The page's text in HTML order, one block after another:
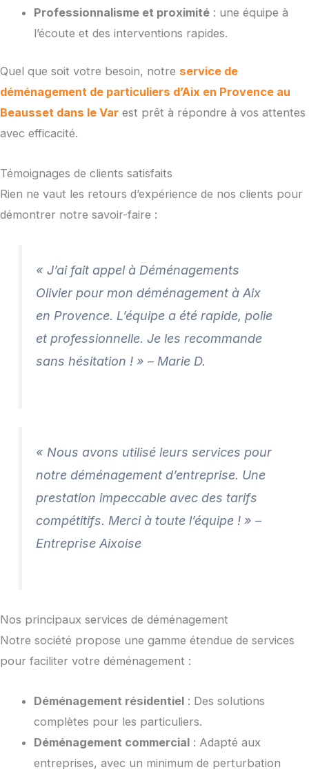
Professionnalisme et proximité : une équipe à
l’écoute et des interventions rapides.
Quel que soit votre besoin, notre service de
déménagement de particuliers d’Aix en Provence au
Beausset dans le Var est prêt à répondre à vos attentes
avec efficacité.
Témoignages de clients satisfaits
Rien ne vaut les retours d’expérience de nos clients pour
démontrer notre savoir-faire :
« J’ai fait appel à Déménagements
Olivier pour mon déménagement à Aix
en Provence. L’équipe a été rapide, polie
et professionnelle. Je les recommande
sans hésitation ! » – Marie D.
« Nous avons utilisé leurs services pour
notre déménagement d’entreprise. Une
prestation impeccable avec des tarifs
compétitifs. Merci à toute l’équipe ! » –
Entreprise Aixoise
Nos principaux services de déménagement
Notre société propose une gamme étendue de services
pour faciliter votre déménagement :
Déménagement résidentiel : Des solutions
complètes pour les particuliers.
Déménagement commercial : Adapté aux
entreprises, avec un minimum de perturbation